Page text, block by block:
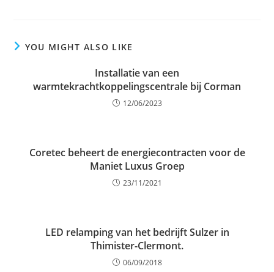
YOU MIGHT ALSO LIKE
Installatie van een
warmtekrachtkoppelingscentrale bij Corman
12/06/2023
Coretec beheert de energiecontracten voor de
Maniet Luxus Groep
23/11/2021
LED relamping van het bedrijft Sulzer in
Thimister-Clermont.
06/09/2018